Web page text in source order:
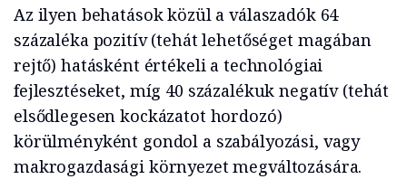
Az ilyen behatások közül a válaszadók 64
százaléka pozitív (tehát lehetőséget magában
rejtő) hatásként értékeli a technológiai
fejlesztéseket, míg 40 százalékuk negatív (tehát
elsődlegesen kockázatot hordozó)
körülményként gondol a szabályozási, vagy
makrogazdasági környezet megváltozására.